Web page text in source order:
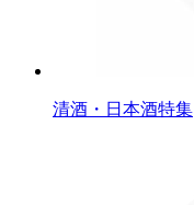
清酒・日本酒特集